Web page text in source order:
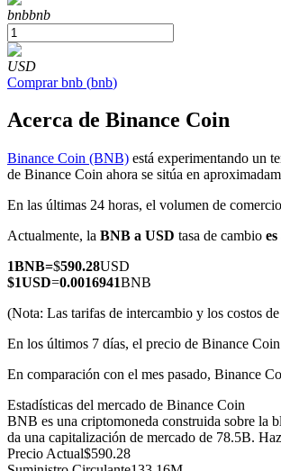
Futuros que utilizan USDT como garantía
Futuros COIN-M
Futuros de criptomonedas
bnbbnb
USD
Comprar bnb (bnb)
Acerca de Binance Coin
Binance Coin (BNB) está experimentando un
de Binance Coin ahora se sitúa en
En las últimas 24 horas, el volumen de
Actualmente, la BNB a USD tasa de cambio
1BNB=$590.28USD
$1USD=0.0016941BNB
(Nota: Las tarifas de intercambio y los costos
En los últimos 7 días, el precio de Binance
En comparación con el mes pasado, Binance
Estadísticas del mercado de Binance Coin
BNB es una criptomoneda construida sobre la
da una capitalización de mercado de 78.5B.
Precio Actual$590.28